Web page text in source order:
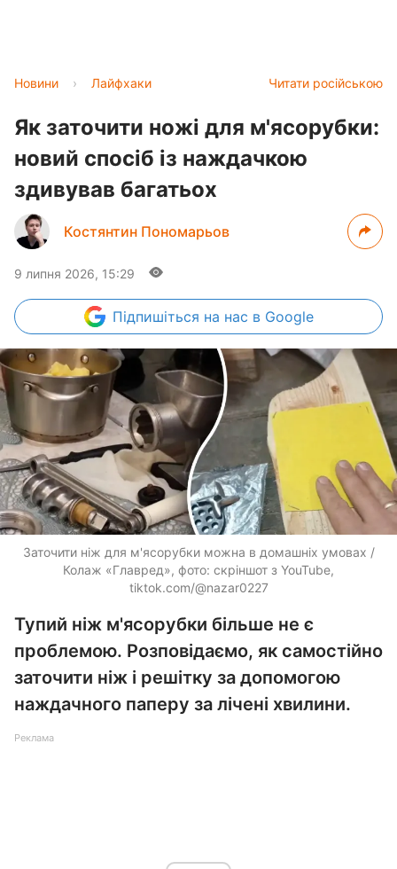
Читати російською
Новини › Лайфхаки
Як заточити ножі для м'ясорубки:
новий спосіб із наждачкою
здивував багатьох
Костянтин Пономарьов
9 липня 2026, 15:29
Підпишіться на нас в Google
Заточити ніж для м'ясорубки можна в домашніх умовах /
Колаж «Главред», фото: скріншот з YouTube,
tiktok.com/@nazar0227
Тупий ніж м'ясорубки більше не є
проблемою. Розповідаємо, як самостійно
заточити ніж і решітку за допомогою
наждачного паперу за лічені хвилини.
Реклама